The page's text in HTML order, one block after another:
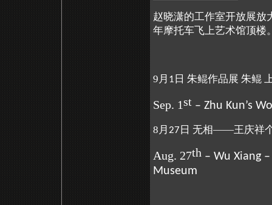
赵晓潇的工作室开放展放
年摩托车飞上艺术馆顶楼
9月 1 日 朱鲲作品展 朱鲲
Sep. 1st – Zhu Kun’s
8月 27 日 无相——王庆祥
Aug. 27th – Wu Xiang
Museum